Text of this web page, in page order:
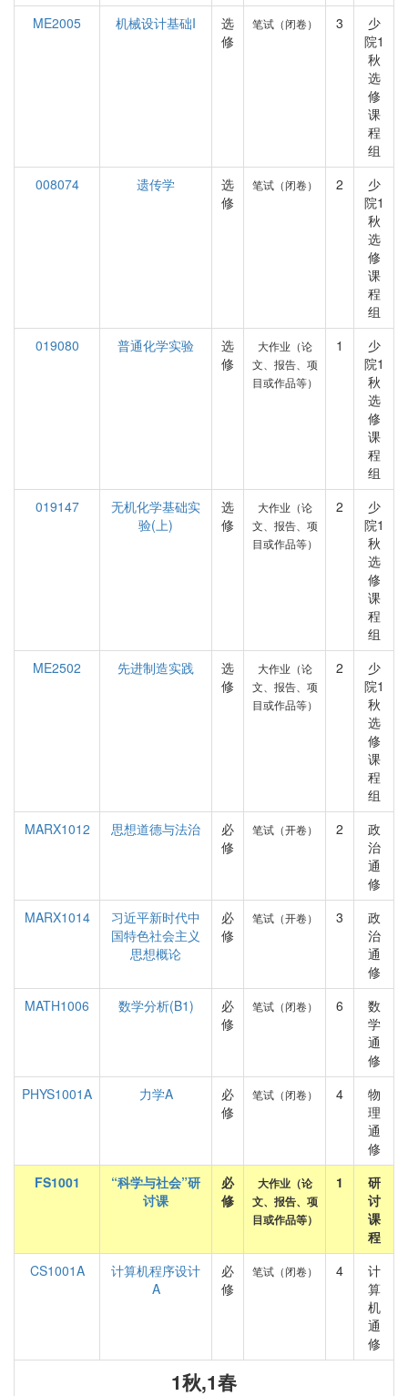
ME2005 机械设计基础I
选
修
笔试（闭卷） 3
少
院1
秋
选
修
课
程
组
008074
遗传学
选
修
笔试（闭卷） 2
少
院1
秋
选
修
课
程
组
019080
普通化学实验
选
修
大作业（论
文、报告、项
目或作品等）
1
少
院1
秋
选
修
课
程
组
019147
无机化学基础实
验(上)
选
修
大作业（论
文、报告、项
目或作品等）
2
少
院1
秋
选
修
课
程
组
ME2502
先进制造实践
选
修
大作业（论
文、报告、项
目或作品等）
2
少
院1
秋
选
修
课
程
组
MARX1012
思想道德与法治
必
修
笔试（开卷） 2
政
治
通
修
MARX1014
习近平新时代中
国特色社会主义
思想概论
必
修
笔试（开卷） 3
政
治
通
修
MATH1006
数学分析(B1)
必
修
笔试（闭卷） 6
数
学
通
修
PHYS1001A
力学A
必
修
笔试（闭卷） 4
物
理
通
修
FS1001
“科学与社会”研
讨课
必
修
大作业（论
文、报告、项
目或作品等）
1
研
讨
课
程
CS1001A
计算机程序设计
A
必
修
笔试（闭卷） 4
计
算
机
通
修
1秋,1春